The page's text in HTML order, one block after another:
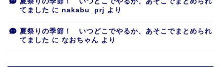
てました に nakabu_prj より
夏祭りの季節！ いつどこでやるか、あそこでまとめられ
てました に なおちゃん より